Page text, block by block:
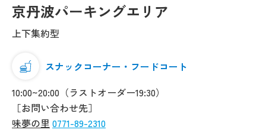
京丹波パーキングエリア
上下集約型
スナックコーナー・フードコート
10:00~20:00（ラストオーダー19:30）
［お問い合わせ先］
味夢の里 0771-89-2310